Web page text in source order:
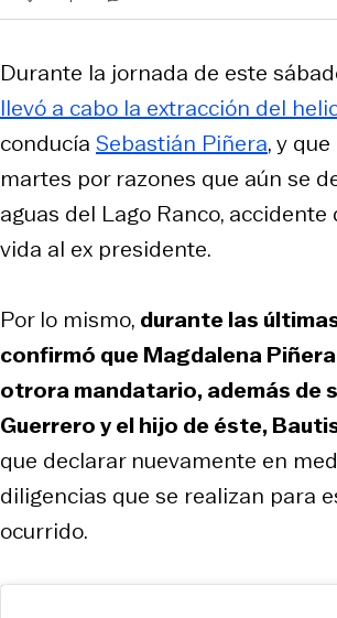
Durante la jornada de este
llevó a cabo la extracción del
conducía Sebastián Piñera, y
martes por razones que aún se
aguas del Lago Ranco, accidente
vida al ex presidente.
Por lo mismo, durante las
confirmó que Magdalena
otrora mandatario, además de
Guerrero y el hijo de éste,
que declarar nuevamente en
diligencias que se realizan para
ocurrido.